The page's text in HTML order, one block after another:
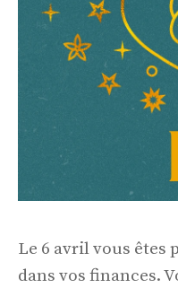
Le 6 avril vous êtes
dans vos finances.